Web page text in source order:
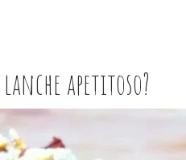
apetitoso?